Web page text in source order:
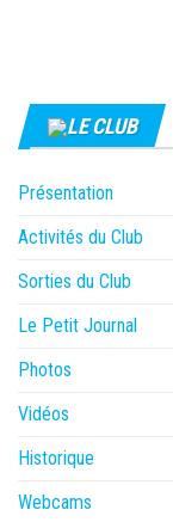
LE CLUB
Présentation
Activités du Club
Sorties du Club
Le Petit Journal
Photos
Vidéos
Historique
Webcams